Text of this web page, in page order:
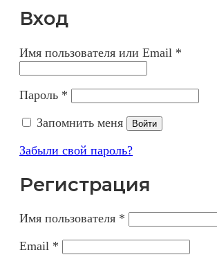
Вход
Имя пользователя или Email *
Пароль *
Запомнить меня
Войти
Забыли свой пароль?
Регистрация
Имя пользователя *
Email *